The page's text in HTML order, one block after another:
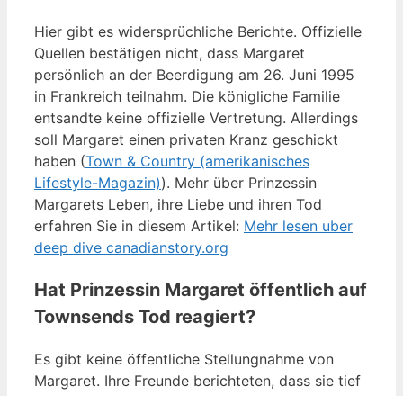
Hier gibt es widersprüchliche Berichte. Offizielle
Quellen bestätigen nicht, dass Margaret
persönlich an der Beerdigung am 26. Juni 1995
in Frankreich teilnahm. Die königliche Familie
entsandte keine offizielle Vertretung. Allerdings
soll Margaret einen privaten Kranz geschickt
haben (Town & Country (amerikanisches
Lifestyle-Magazin)). Mehr über Prinzessin
Margarets Leben, ihre Liebe und ihren Tod
erfahren Sie in diesem Artikel: Mehr lesen uber
deep dive canadianstory.org
Hat Prinzessin Margaret öffentlich auf
Townsends Tod reagiert?
Es gibt keine öffentliche Stellungnahme von
Margaret. Ihre Freunde berichteten, dass sie tief